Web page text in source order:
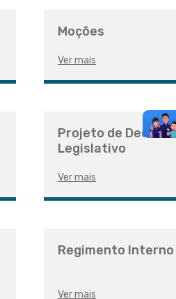
Moções
Ver mais
Projeto de Decreto
Legislativo
Ver mais
Regimento Interno
Ver mais